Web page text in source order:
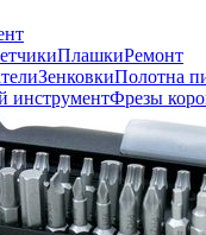
ПлашкиРемонт
ЗенковкиПолотна
инструментФрезы